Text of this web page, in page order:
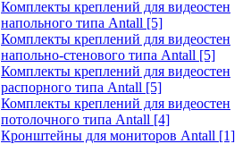
Комплекты креплений для видеостен
напольного типа Antall [5]
Комплекты креплений для видеостен
напольно-стенового типа Antall [5]
Комплекты креплений для видеостен
распорного типа Antall [5]
Комплекты креплений для видеостен
потолочного типа Antall [4]
Кронштейны для мониторов Antall [1]